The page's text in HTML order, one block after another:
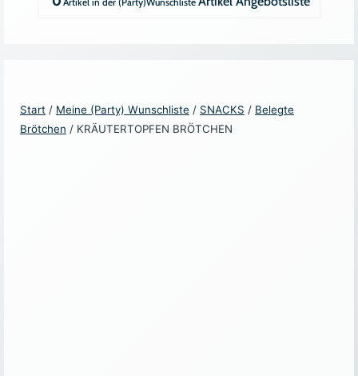
Start / Meine (Party) Wunschliste / SNACKS / Belegte
Brötchen / KRÄUTERTOPFEN BRÖTCHEN